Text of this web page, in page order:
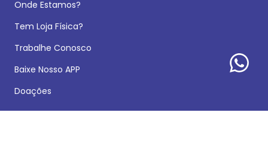
Onde Estamos?
Tem Loja Física?
Trabalhe Conosco
Baixe Nosso APP
Doações